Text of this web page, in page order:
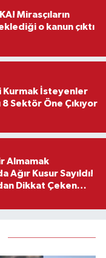
o kanun çıktı
Kurmak İsteyenler
8 Sektör Öne Çıkıyor
Almamak
Ağır Kusur Sayıldı!
Dikkat Çeken